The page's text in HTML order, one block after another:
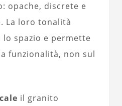
opache, discrete e
La loro tonalità
spazio e permette
funzionalità, non sul
il granito